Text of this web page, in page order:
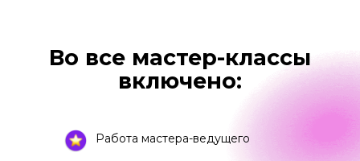
Работа мастера-ведущего
Во все мастер-классы
включено: